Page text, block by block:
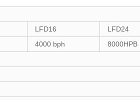
LFD16
LFD24
4000 bph
8000HPB